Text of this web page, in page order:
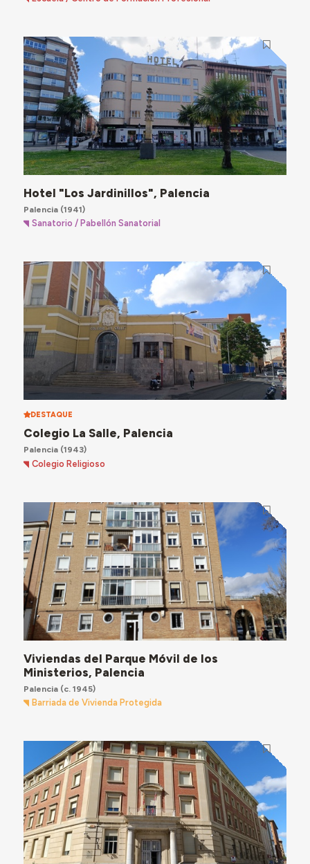
Hotel "Los Jardinillos", Palencia
Palencia(1941)
Sanatorio / Pabellón Sanatorial
DESTAQUE
Colegio La Salle, Palencia
Palencia(1943)
Colegio Religioso
Viviendas del Parque Móvil de los
Ministerios, Palencia
Palencia(c. 1945)
Barriada de Vivienda Protegida